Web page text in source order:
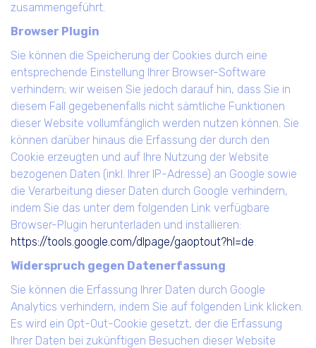
zusammengeführt.
Browser Plugin
Sie können die Speicherung der Cookies durch eine
entsprechende Einstellung Ihrer Browser-Software
verhindern; wir weisen Sie jedoch darauf hin, dass Sie in
diesem Fall gegebenenfalls nicht sämtliche Funktionen
dieser Website vollumfänglich werden nutzen können. Sie
können darüber hinaus die Erfassung der durch den
Cookie erzeugten und auf Ihre Nutzung der Website
bezogenen Daten (inkl. Ihrer IP-Adresse) an Google sowie
die Verarbeitung dieser Daten durch Google verhindern,
indem Sie das unter dem folgenden Link verfügbare
Browser-Plugin herunterladen und installieren:
https://tools.google.com/dlpage/gaoptout?hl=de.
Widerspruch gegen Datenerfassung
Sie können die Erfassung Ihrer Daten durch Google
Analytics verhindern, indem Sie auf folgenden Link klicken.
Es wird ein Opt-Out-Cookie gesetzt, der die Erfassung
Ihrer Daten bei zukünftigen Besuchen dieser Website